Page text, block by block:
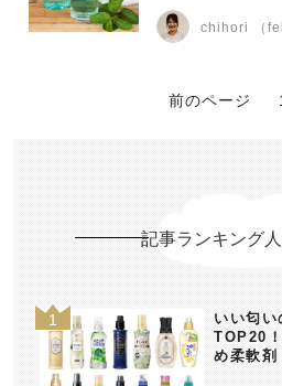
chihori （
前のページ
記事ランキング
いい匂い
TOP20
め柔軟剤